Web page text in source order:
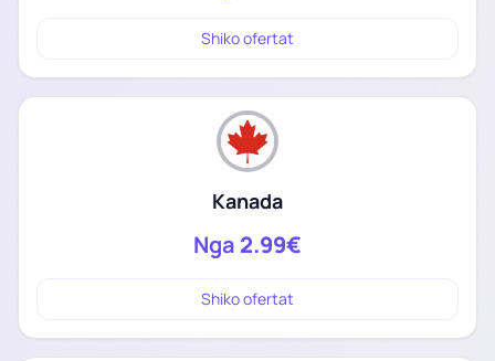
Shiko ofertat
Kanada
Nga 2.99€
Shiko ofertat